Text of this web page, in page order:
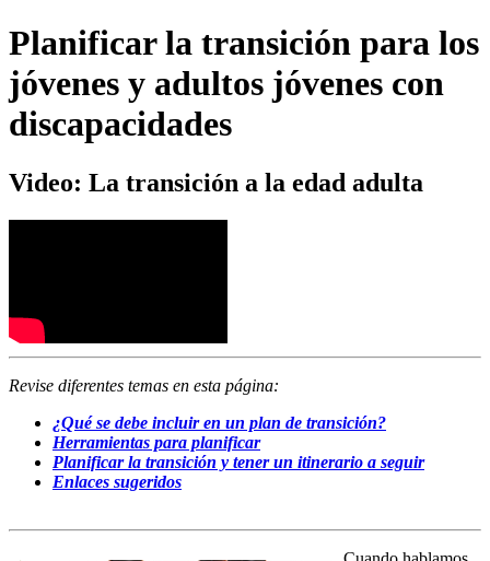
Planificar la transición para los
jóvenes y adultos jóvenes con
discapacidades
Video: La transición a la edad adulta
Revise diferentes temas en esta página:
¿Qué se debe incluir en un plan de transición?
Herramientas para planificar
Planificar la transición y tener un itinerario a seguir
Enlaces sugeridos